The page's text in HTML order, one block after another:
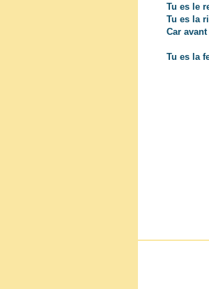
Tu es le
Tu es la
Car
Tu es la